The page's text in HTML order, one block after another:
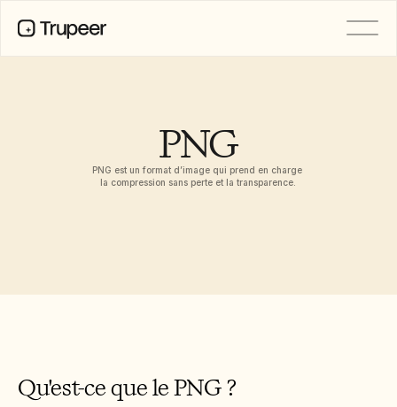
PNG
PNG est un format d’image qui prend en charge
la compression sans perte et la transparence.
Qu'est-ce que le PNG ?
Industry
Free Tools